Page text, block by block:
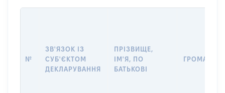
№
ЗВ'ЯЗОК ІЗ
СУБ'ЄКТОМ
ДЕКЛАРУВАННЯ
ПРІЗВИЩЕ,
ІМ'Я, ПО
БАТЬКОВІ